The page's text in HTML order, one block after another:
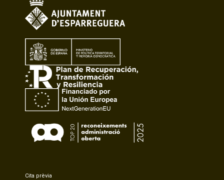
Cita prèvia